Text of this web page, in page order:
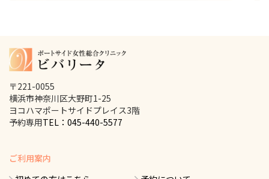
〒221-0055
横浜市神奈川区大野町1-25
ヨコハマポートサイドプレイス3階
予約専用TEL：045-440-5577
ご利用案内